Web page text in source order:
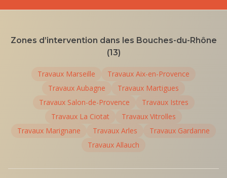
Zones d’intervention dans les Bouches-du-Rhône
(13)
Travaux Marseille Travaux Aix-en-Provence
Travaux Aubagne Travaux Martigues
Travaux Salon-de-Provence Travaux Istres
Travaux La Ciotat Travaux Vitrolles
Travaux Marignane Travaux Arles Travaux Gardanne
Travaux Allauch